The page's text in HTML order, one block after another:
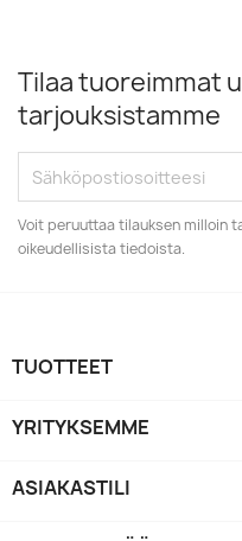
Tilaa tuoreimmat
tarjouksistamme
Voit peruuttaa tilauksen milloin
oikeudellisista tiedoista.
TUOTTEET
YRITYKSEMME
ASIAKASTILI